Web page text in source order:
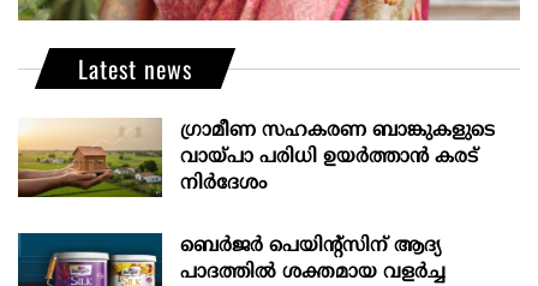
Latest news
ഗ്രാമീണ സഹകരണ ബാങ്കുകളുടെ
വായ്പാ പരിധി ഉയർത്താൻ കരട്
നിർദേശം
ബെർജർ പെയിന്റ്സിന് ആദ്യ
പാദത്തിൽ ശക്തമായ വളർച്ച